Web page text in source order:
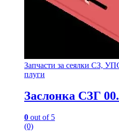
Запчасти за сеялки СЗ,
плуги
Заслонка СЗГ
0 out of 5
(0)